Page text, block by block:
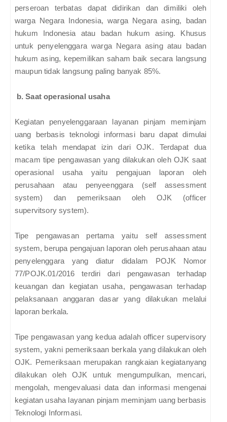
perseroan terbatas dapat didirikan dan dimiliki oleh
warga Negara Indonesia, warga Negara asing, badan
hukum Indonesia atau badan hukum asing. Khusus
untuk penyelenggara warga Negara asing atau badan
hukum asing, kepemilikan saham baik secara langsung
maupun tidak langsung paling banyak 85%.
b. Saat operasional usaha
Kegiatan penyelenggaraan layanan pinjam meminjam
uang berbasis teknologi informasi baru dapat dimulai
ketika telah mendapat izin dari OJK. Terdapat dua
macam tipe pengawasan yang dilakukan oleh OJK saat
operasional usaha yaitu pengajuan laporan oleh
perusahaan atau penyeenggara (self assessment
system) dan pemeriksaan oleh OJK (officer
supervitsory system).
Tipe pengawasan pertama yaitu self assessment
system, berupa pengajuan laporan oleh perusahaan atau
penyelenggara yang diatur didalam POJK Nomor
77/POJK.01/2016 terdiri dari pengawasan terhadap
keuangan dan kegiatan usaha, pengawasan terhadap
pelaksanaan anggaran dasar yang dilakukan melalui
laporan berkala.
Tipe pengawasan yang kedua adalah officer supervisory
system, yakni pemeriksaan berkala yang dilakukan oleh
OJK. Pemeriksaan merupakan rangkaian kegiatanyang
dilakukan oleh OJK untuk mengumpulkan, mencari,
mengolah, mengevaluasi data dan informasi mengenai
kegiatan usaha layanan pinjam meminjam uang berbasis
Teknologi Informasi.